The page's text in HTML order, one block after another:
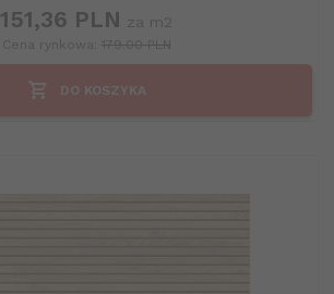
151,36 PLN za m2
Cena rynkowa: 179.00 PLN
DO KOSZYKA